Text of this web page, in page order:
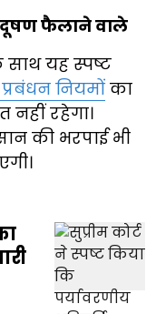
फैलाने वाले
यह स्पष्ट
नियमोंका
रहेगा।
की भरपाई भी